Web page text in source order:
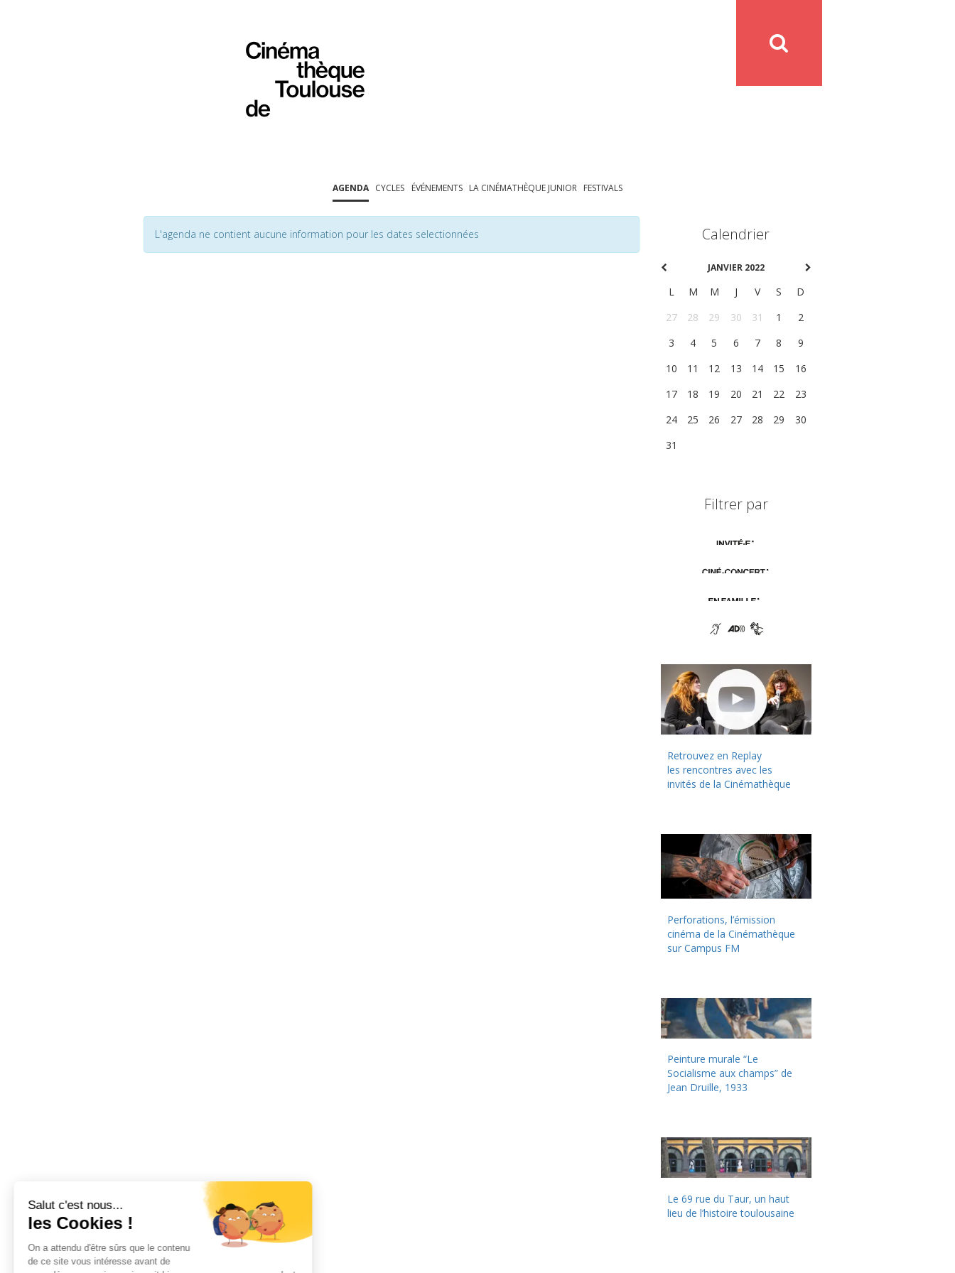
AGENDA CYCLES ÉVÉNEMENTS LA CINÉMATHÈQUE JUNIOR FESTIVALS
L'agenda ne contient aucune information pour les dates selectionnées Calendrier
JANVIER 2022
L M M J V S
D
27
28 29 30 31 1
2
3
4 5 6 7 8
9
10
11 12 13 14 15
16
17
18 19 20 21 22
23
24
25 26 27 28 29
30
31
Filtrer par
Retrouvez en Replay
les rencontres avec les
invités de la Cinémathèque
Perforations, l’émission
cinéma de la Cinémathèque
sur Campus FM
Peinture murale “Le
Socialisme aux champs” de
Jean Druille, 1933
Le 69 rue du Taur, un haut
lieu de l’histoire toulousaine